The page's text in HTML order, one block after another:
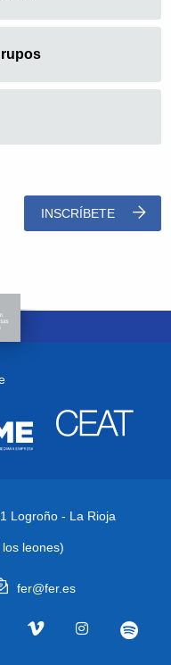
INSCRÍBETE
Logroño - La Rioja
leones)
fer@fer.es